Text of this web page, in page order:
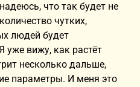
что так будет не
чутких,
людей будет
вижу, как растёт
несколько дальше,
параметры. И меня это